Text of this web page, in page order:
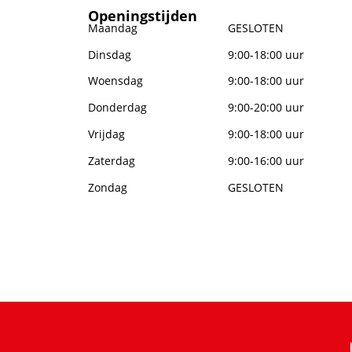
Openingstijden
Maandag
GESLOTEN
Dinsdag
9:00-18:00 uur
Woensdag
9:00-18:00 uur
Donderdag
9:00-20:00 uur
Vrijdag
9:00-18:00 uur
Zaterdag
9:00-16:00 uur
Zondag
GESLOTEN